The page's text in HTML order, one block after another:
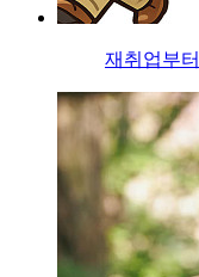
재취업부